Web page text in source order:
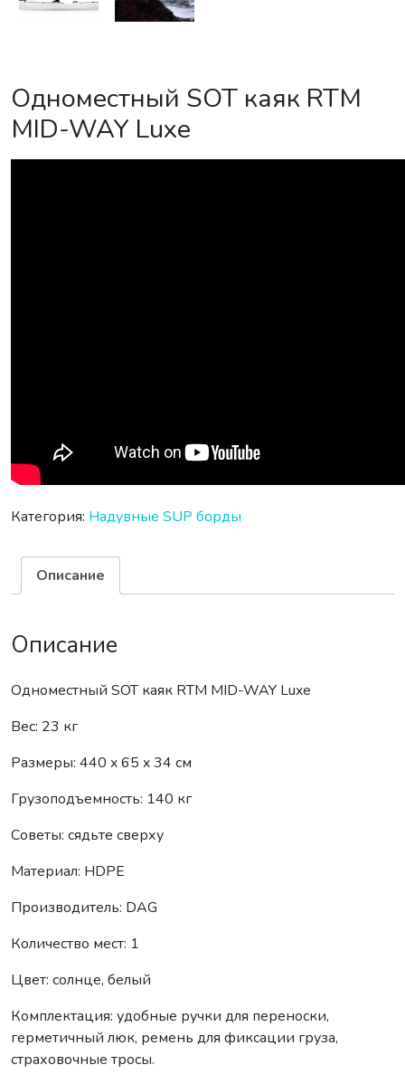
Одноместный SOT каяк RTM
MID-WAY Luxe
Категория: Надувные SUP борды
Описание
Описание
Одноместный SOT каяк RTM MID-WAY Luxe
Вес: 23 кг
Размеры: 440 x 65 x 34 см
Грузоподъемность: 140 кг
Советы: сядьте сверху
Материал: HDPE
Производитель: DAG
Количество мест: 1
Цвет: солнце, белый
Комплектация: удобные ручки для переноски,
герметичный люк, ремень для фиксации груза,
страховочные тросы.